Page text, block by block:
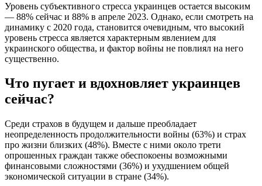
Уровень субъективного стресса украинцев остается высоким
— 88% сейчас и 88% в апреле 2023. Однако, если смотреть на
динамику с 2020 года, становится очевидным, что высокий
уровень стресса является характерным явлением для
украинского общества, и фактор войны не повлиял на него
существенно.
Что пугает и вдохновляет украинцев
сейчас?
Среди страхов в будущем и дальше преобладает
неопределенность продолжительности войны (63%) и страх
про жизни близких (48%). Вместе с ними около трети
опрошенных граждан также обеспокоены возможными
финансовыми сложностями (36%) и ухудшением общей
экономической ситуации в стране (34%).